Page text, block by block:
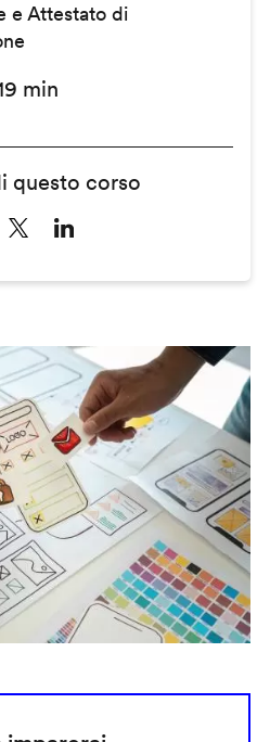
e Attestato di
min
questo corso